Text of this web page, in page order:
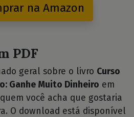
na Amazon
PDF
geral sobre o livro Curso
Ganhe Muito Dinheiro em
você acha que gostaria
O download está disponível